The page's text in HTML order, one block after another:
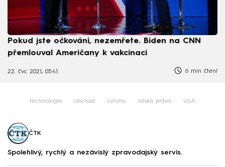
Pokud jste očkováni, nezemřete. Biden na CNN
přemlouval Američany k vakcinaci
22. čvc 2021, 05:41 6 min čtení
technologie obchod vztahy lidská práva USA
ČTK
Spolehlivý, rychlý a nezávislý zpravodajský servis.